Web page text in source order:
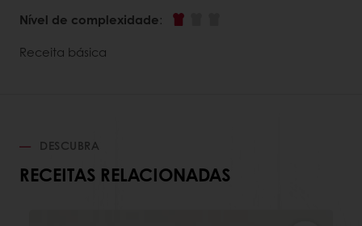
Nível de complexidade:
Receita básica
DESCUBRA
RECEITAS RELACIONADAS